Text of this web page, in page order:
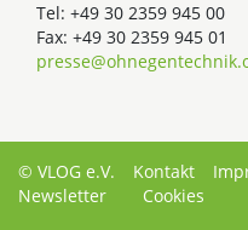
Tel: +49 30 2359 945 00
Fax: +49 30 2359 945 01
© VLOG e.V. Kontakt
Newsletter
Cookies